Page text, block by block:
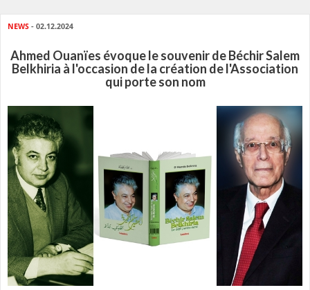
NEWS - 02.12.2024
Ahmed Ouanïes évoque le souvenir de Béchir Salem
Belkhiria à l'occasion de la création de l'Association
qui porte son nom